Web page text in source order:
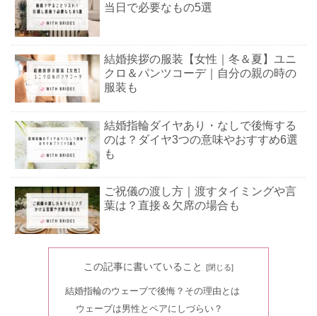
当日で必要なもの5選
結婚挨拶の服装【女性｜冬＆夏】ユニ
クロ＆パンツコーデ｜自分の親の時の
服装も
結婚指輪ダイヤあり・なしで後悔する
のは？ダイヤ3つの意味やおすすめ6選
も
ご祝儀の渡し方｜渡すタイミングや言
葉は？直接＆欠席の場合も
方法やコツを紹介
この記事に書いていること
結婚指輪のウェーブで後悔？その理由とは
ウェーブは男性とペアにしづらい？